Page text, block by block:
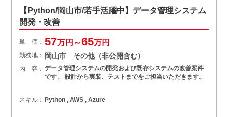
【Python/岡山市/若手活躍中】データ管理システム
開発・改善
単 価： 57万円～65万円
勤務地： 岡山市 その他（非公開含む）
内 容： データ管理システムの開発および既存システムの改善案件
です。 設計から実装、テストまでをご担当いただきます。
スキル： Python , AWS , Azure